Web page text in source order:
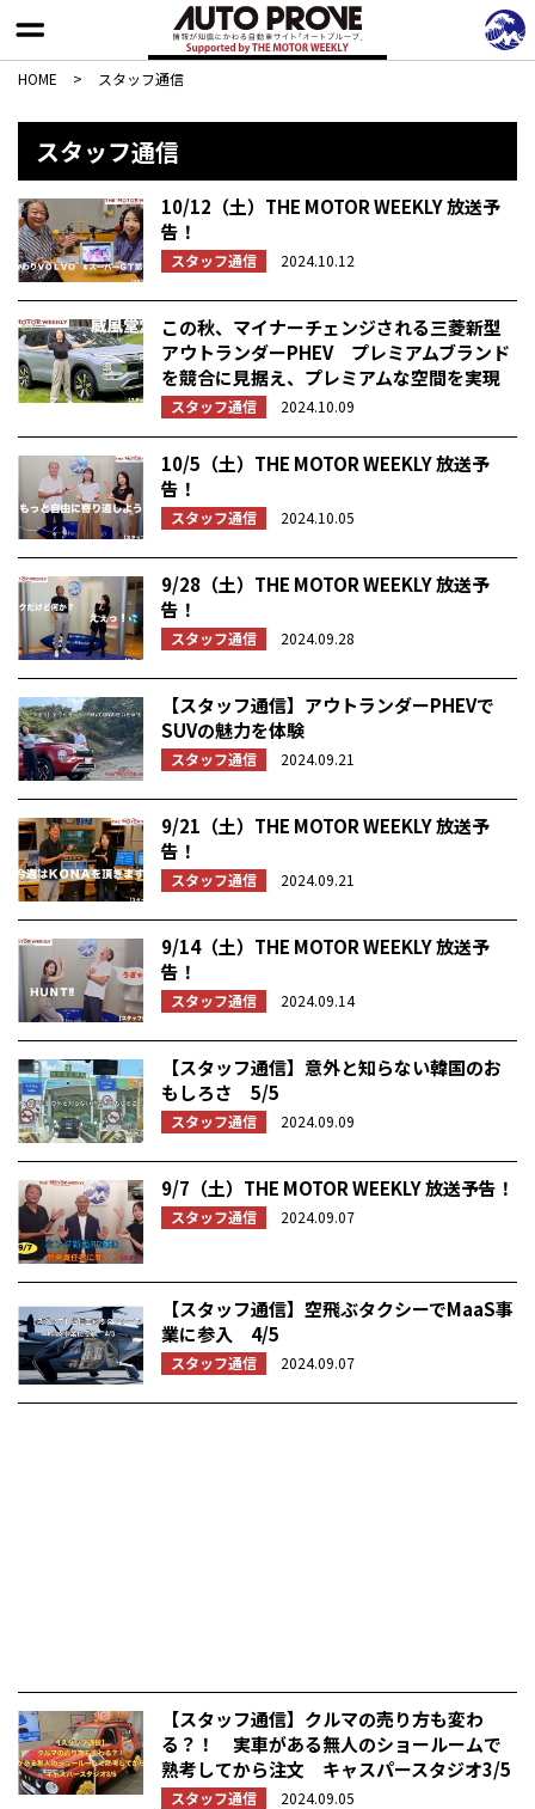
HOME > スタッフ通信
スタッフ通信
10/12（土）THE MOTOR WEEKLY 放送予
告！
スタッフ通信 2024.10.12
この秋、マイナーチェンジされる三菱新型
アウトランダーPHEV プレミアムブランド
を競合に見据え、プレミアムな空間を実現
スタッフ通信 2024.10.09
10/5（土）THE MOTOR WEEKLY 放送予
告！
スタッフ通信 2024.10.05
9/28（土）THE MOTOR WEEKLY 放送予
告！
スタッフ通信 2024.09.28
【スタッフ通信】アウトランダーPHEVで
SUVの魅力を体験
スタッフ通信 2024.09.21
9/21（土）THE MOTOR WEEKLY 放送予
告！
スタッフ通信 2024.09.21
9/14（土）THE MOTOR WEEKLY 放送予
告！
スタッフ通信 2024.09.14
【スタッフ通信】意外と知らない韓国のお
もしろさ 5/5
スタッフ通信 2024.09.09
9/7（土）THE MOTOR WEEKLY 放送予告！
スタッフ通信 2024.09.07
【スタッフ通信】空飛ぶタクシーでMaaS事
業に参入 4/5
スタッフ通信 2024.09.07
【スタッフ通信】クルマの売り方も変わ
る？！ 実車がある無人のショールームで
熟考してから注文 キャスパースタジオ3/5
スタッフ通信 2024.09.05